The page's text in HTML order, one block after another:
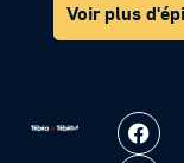
Voir plus